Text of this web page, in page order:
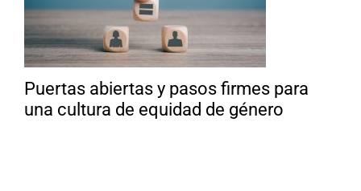
Puertas abiertas y pasos firmes para
una cultura de equidad de género